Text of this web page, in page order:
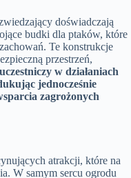
doświadczają
budki dla ptaków, które
Te konstrukcje
przestrzeń,
w działaniach
jednocześnie
zagrożonych
atrakcji, które na
W samym sercu ogrodu